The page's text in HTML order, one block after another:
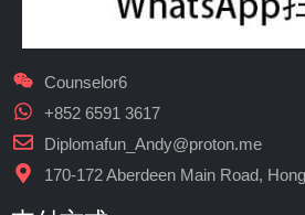
Counselor6
+852 6591 3617
Diplomafun_Andy@proton.me
170-172 Aberdeen Main Road,